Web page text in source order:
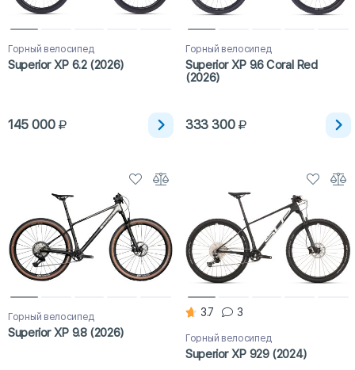
Горный велосипед
Superior XP 6.2 (2026)
145 000
Горный велосипед
Superior XP 9.6 Coral Red
(2026)
333 300
Горный велосипед
Superior XP 9.8 (2026)
3.7 3
Горный велосипед
Superior XP 929 (2024)